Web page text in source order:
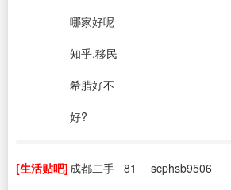
哪家好呢
知乎,移民
希腊好不
好?
[生活贴吧] 成都二手
81 scphsb9506